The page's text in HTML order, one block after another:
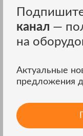
качества
17242 рублей.
С НАМИ
АНАЛИЗАТОР
канал —
на
Актуальные
предложения